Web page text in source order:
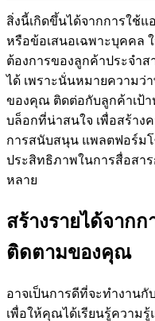
สิ่งนี้เกิดขึ้นได้จากการใช้
หรือข้อเสนอเฉพาะบุคคล
ต้องการของลูกค้าประจำ
ได้ เพราะนั่นหมายความว่
ของคุณ ติดต่อกับลูกค้าเป้
บล็อกที่น่าสนใจ เพื่อสร้าง
การสนับสนุน แพลตฟอร์มโ
ประสิทธิภาพในการสื่อสา
หลาย
สร้างรายได้จาก
ติดตามของคุณ
อาจเป็นการดีที่จะทำงาน
เพื่อให้คุณได้เรียนรู้ความรู้